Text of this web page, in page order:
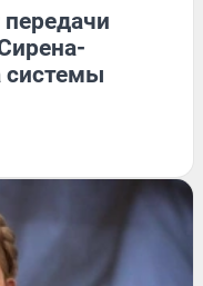
передачи
системы